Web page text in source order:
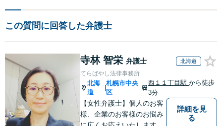
この質問に回答した弁護士
寺林 智栄 弁護士 北海道
てらばやし法律事務所
北海
道
|
札幌市中央
区
西１１丁目駅から徒歩
3分
【女性弁護士】個人のお客
様、企業のお客様のお悩み
詳細を見
る